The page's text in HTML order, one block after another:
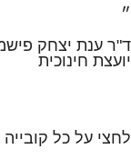
״
ד"ר ענת יצחק
יועצת חינוכית
לחצי על כל